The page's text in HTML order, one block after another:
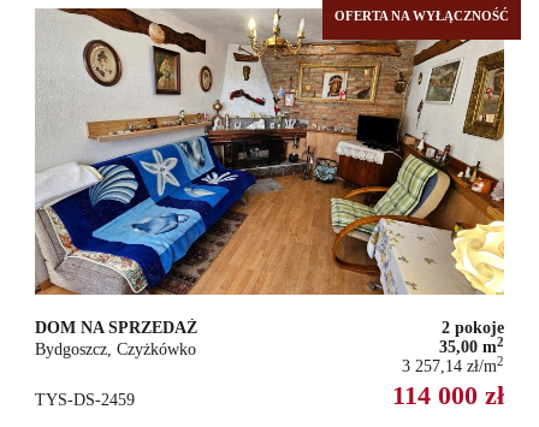
OFERTA NA WYŁĄCZNOŚĆ
DOM NA SPRZEDAŻ
Bydgoszcz, Czyżkówko
2 pokoje
35,00 m2
3 257,14 zł/m2
TYS-DS-2459 114 000 zł